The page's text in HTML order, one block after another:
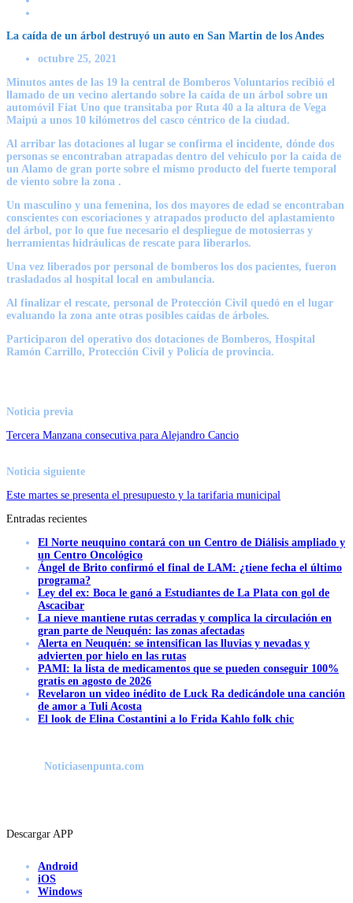
La caída de un árbol destruyó un auto en San Martin de los Andes
octubre 25, 2021
Minutos antes de las 19 la central de Bomberos Voluntarios recibió el
llamado de un vecino alertando sobre la caída de un árbol sobre un
automóvil Fiat Uno que transitaba por Ruta 40 a la altura de Vega
Maipú a unos 10 kilómetros del casco céntrico de la ciudad.
Al arribar las dotaciones al lugar se confirma el incidente, dónde dos
personas se encontraban atrapadas dentro del vehículo por la caída de
un Alamo de gran porte sobre el mismo producto del fuerte temporal
de viento sobre la zona .
Un masculino y una femenina, los dos mayores de edad se encontraban
conscientes con escoriaciones y atrapados producto del aplastamiento
del árbol, por lo que fue necesario el despliegue de motosierras y
herramientas hidráulicas de rescate para liberarlos.
Una vez liberados por personal de bomberos los dos pacientes, fueron
trasladados al hospital local en ambulancia.
Al finalizar el rescate, personal de Protección Civil quedó en el lugar
evaluando la zona ante otras posibles caídas de árboles.
Participaron del operativo dos dotaciones de Bomberos, Hospital
Ramón Carrillo, Protección Civil y Policía de provincia.
Noticia previa
Tercera Manzana consecutiva para Alejandro Cancio
Noticia siguiente
Este martes se presenta el presupuesto y la tarifaria municipal
Entradas recientes
El Norte neuquino contará con un Centro de Diálisis ampliado y
un Centro Oncológico
Ángel de Brito confirmó el final de LAM: ¿tiene fecha el último
programa?
Ley del ex: Boca le ganó a Estudiantes de La Plata con gol de
Ascacibar
La nieve mantiene rutas cerradas y complica la circulación en
gran parte de Neuquén: las zonas afectadas
Alerta en Neuquén: se intensifican las lluvias y nevadas y
advierten por hielo en las rutas
PAMI: la lista de medicamentos que se pueden conseguir 100%
gratis en agosto de 2026
Revelaron un video inédito de Luck Ra dedicándole una canción
de amor a Tuli Acosta
El look de Elina Costantini a lo Frida Kahlo folk chic
Noticiasenpunta.com
Descargar APP
Android
iOS
Windows